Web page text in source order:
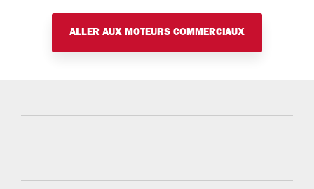
ALLER AUX MOTEURS COMMERCIAUX